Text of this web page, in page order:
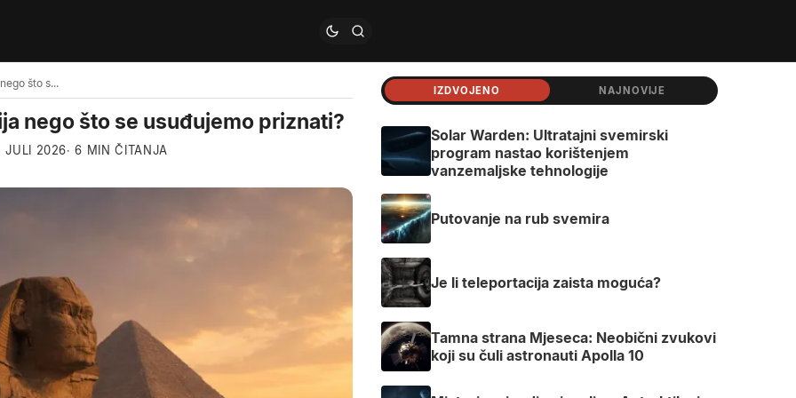
Da li je egipatska civilizacija starija nego što se usuđujemo priznati?
nego što se usuđujemo priznati?
JULI 2026· 6 MIN ČITANJA
IZDVOJENO NAJNOVIJE
Solar Warden: Ultratajni svemirski
program nastao korištenjem
vanzemaljske tehnologije
Putovanje na rub svemira
Je li teleportacija zaista moguća?
Tamna strana Mjeseca: Neobični zvukovi
koji su čuli astronauti Apolla 10